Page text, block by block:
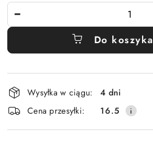
Do koszyka
Dostępność
i
dostawa
Wysyłka w ciągu:
4 dni
Cena przesyłki:
16.5